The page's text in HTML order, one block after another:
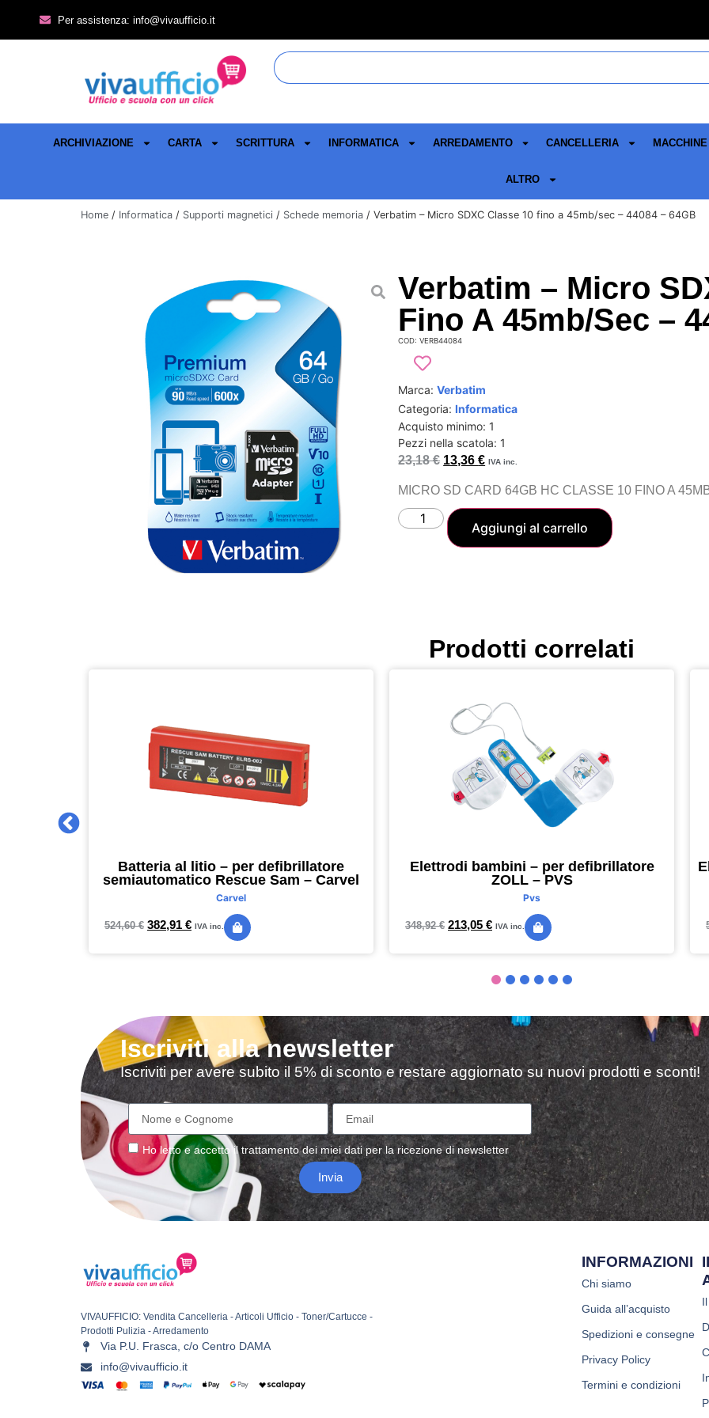
Per assistenza: info@vivaufficio.it
ARCHIVIAZIONE CARTA SCRITTURA INFORMATICA ARREDAMENTO CANCELLERIA
ALTRO
Home / Informatica / Supporti magnetici / Schede memoria / Verbatim – Micro SDXC Classe 10 fino a 45mb/sec – 44084 – 64GB
Verbatim – Micro
Fino A 45mb/sec –
COD: VERB44084
Marca:Verbatim
Categoria:Informatica
Acquisto minimo: 1
Pezzi nella scatola: 1
23,18€ 13,36€ IVA inc.
MICRO SD CARD 64GB HC CLASSE 10 FINO A
Aggiungi al carrello
Prodotti correlati
Batteria al litio – per defibrillatore
semiautomatico Rescue Sam – Carvel
Carvel
524,60€ 382,91 € IVA inc.
Elettrodi bambini – per defibrillatore
ZOLL – PVS
Pvs
348,92€ 213,05 € IVA inc.
Iscriviti alla newsletter
Iscriviti per avere subito il 5% di sconto e restare aggiornato su nuovi prodotti e sconti!
Ho letto e accetto iltrattamentodei miei dati per la ricezione di newsletter
Invia
VIVAUFFICIO: Vendita Cancelleria - Articoli Ufficio - Toner/Cartucce -
Prodotti Pulizia - Arredamento
Via P.U. Frasca, c/o Centro DAMA
info@vivaufficio.it
INFORMAZIONI
Chi siamo
Guida all’acquisto
Spedizioni e consegne
Privacy Policy
Termini e condizioni